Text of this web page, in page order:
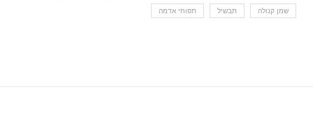
שמן קנולה תבשיל תפוחי אדמה